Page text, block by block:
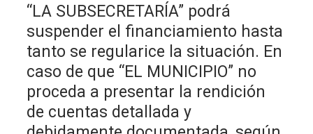
“LA SUBSECRETARÍA” podrá
suspender el financiamiento hasta
tanto se regularice la situación. En
caso de que “EL MUNICIPIO” no
proceda a presentar la rendición
de cuentas detallada y